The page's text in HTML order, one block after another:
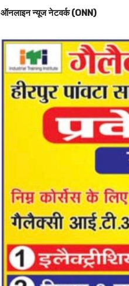
ऑनलाइन न्यूज नेटवर्क (ONN)